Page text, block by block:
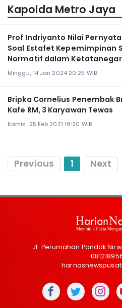
Kapolda Metro Jaya
Prof Indriyanto Nilai
Soal Estafet Kepemimpinan
Normatif dalam
Minggu, 14 Jan 2024 20:25 WIB
Bripka Cornelius Penembak
Kafe RM, 3 Karyawan Tewas
Kamis, 25 Feb 2021 18:20 WIB
Previous 1 Next
Jl. Perumahan Pondok